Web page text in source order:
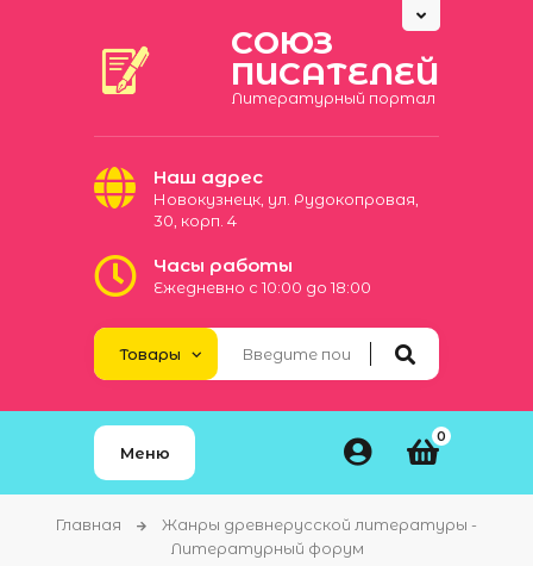
СОЮЗ
ПИСАТЕЛЕЙ
Литературный портал
Наш адрес
Новокузнецк, ул. Рудокопровая,
30, корп. 4
Часы работы
Ежедневно с 10:00 до 18:00
Меню
0
Главная
Жанры древнерусской литературы -
Литературный форум